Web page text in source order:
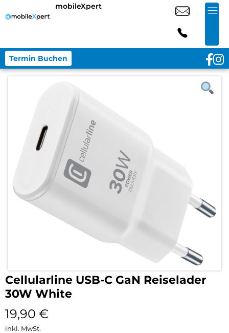
mobileXpert
Termin Buchen
Cellularline USB-C GaN Reiselader
30W White
19,90 €
inkl. MwSt.